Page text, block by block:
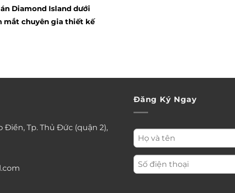
Diamond Island dưới
mắt chuyên gia thiết kế
Điền, Tp. Thủ Đức (quận 2),
Đăng Ký Ngay